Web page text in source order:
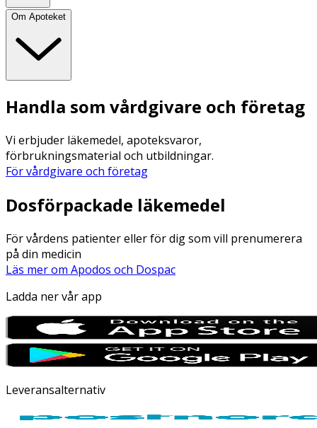
Om Apoteket
Handla som vårdgivare och företag
Vi erbjuder läkemedel, apoteksvaror,
förbrukningsmaterial och utbildningar.
För vårdgivare och företag
Dosförpackade läkemedel
För vårdens patienter eller för dig som vill prenumerera
på din medicin
Läs mer om Apodos och Dospac
Ladda ner vår app
Leveransalternativ